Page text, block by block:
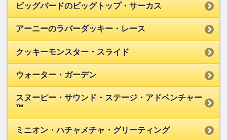
ビッグバードのビッグトップ・サーカス
アーニーのラバーダッキー・レース
クッキーモンスター・スライド
ウォーター・ガーデン
スヌーピー・サウンド・ステージ・アドベンチャー
™
ミニオン・ハチャメチャ・グリーティング